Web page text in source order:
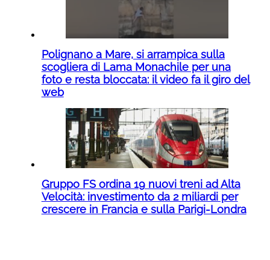
Polignano a Mare, si arrampica sulla
scogliera di Lama Monachile per una
foto e resta bloccata: il video fa il giro del
web
Gruppo FS ordina 19 nuovi treni ad Alta
Velocità: investimento da 2 miliardi per
crescere in Francia e sulla Parigi-Londra